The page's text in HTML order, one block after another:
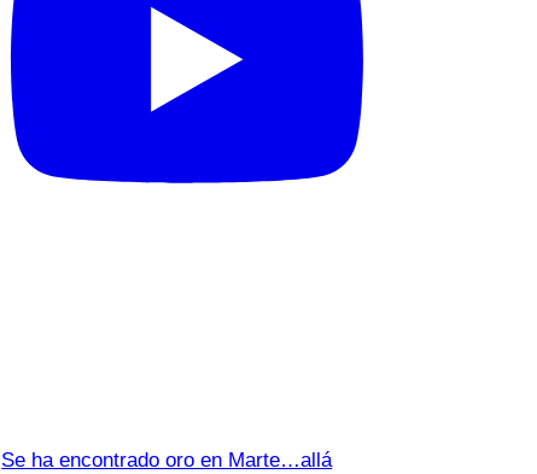
Se ha encontrado oro en Marte…allá